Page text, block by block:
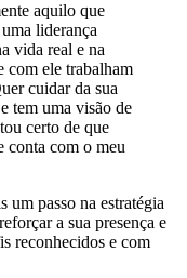
aquilo que
liderança
vida real e na
com ele trabalham
cuidar da sua
tem uma visão de
certo de que
conta com o meu
um passo na estratégia
a sua presença e
reconhecidos e com